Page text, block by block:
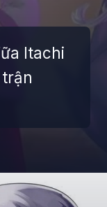
Itachi
anh-sasuke